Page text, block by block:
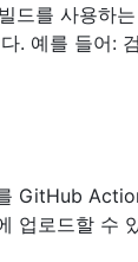
드를 사용하
. 예를 들어:
GitHub
업로드할 수